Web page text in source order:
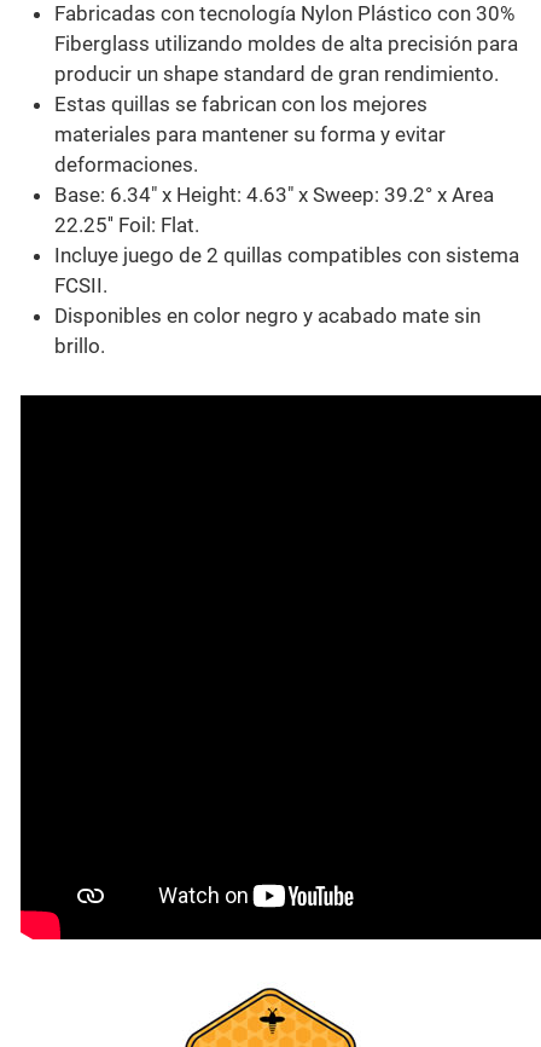
Fabricadas con tecnología Nylon Plástico con 30%
Fiberglass utilizando moldes de alta precisión para
producir un shape standard de gran rendimiento.
Estas quillas se fabrican con los mejores
materiales para mantener su forma y evitar
deformaciones.
Base: 6.34" x Height: 4.63" x Sweep: 39.2° x Area
22.25'' Foil: Flat.
Incluye juego de 2 quillas compatibles con sistema
FCSII.
Disponibles en color negro y acabado mate sin
brillo.